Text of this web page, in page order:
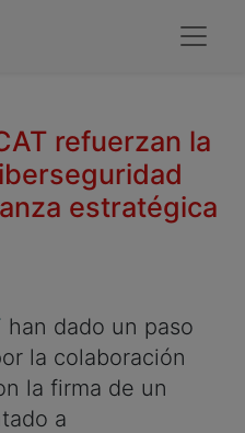
refuerzan la
estratégica
han dado un paso
la colaboración
la firma de un
a